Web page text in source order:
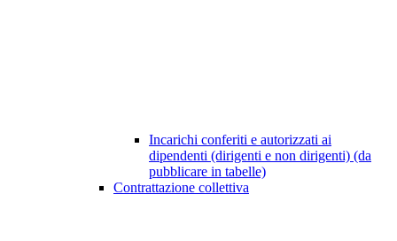
Incarichi conferiti e autorizzati ai
dipendenti (dirigenti e non dirigenti) (da
pubblicare in tabelle)
Contrattazione collettiva